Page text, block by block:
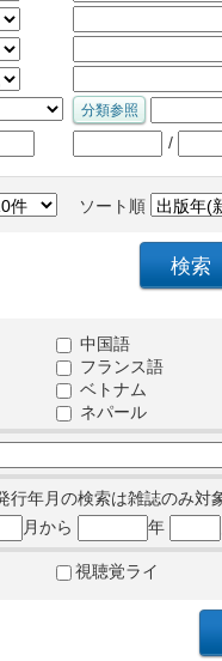
/
ソート順
中国語
フランス語
ベトナム
ネパール
行年月の検索は雑誌のみ対
月から 年
視聴覚ライ